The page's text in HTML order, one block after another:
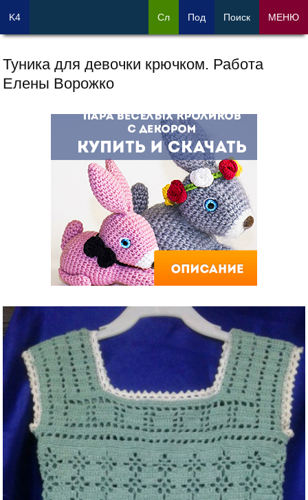
Туника для девочки крючком. Работа
Елены Ворожко
K4 Сл Под Поиск МЕНЮ